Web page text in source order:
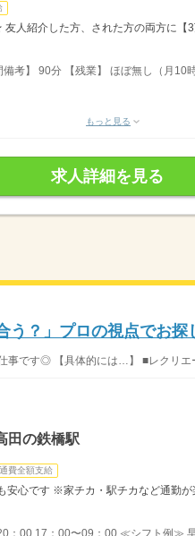
人紹介した方、された方の両方に【3
考】 90分 【残業】 ほぼ無し（月10
もっと見る
求人詳細を見る
う？」プロの視点でお探
事です◎ 【具体的には…】 ■レクリエ
田の鉄橋駅
費全額支給
安心です ※家チカ・駅チカなど通勤